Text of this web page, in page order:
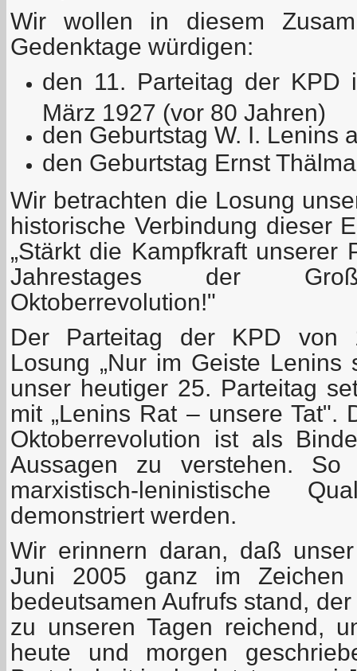
Wir wollen in diesem
Gedenktage würdigen:
den 11. Parteitag der
März 1927 (vor 80 Jahren)
den Geburtstag W. I. Lenins
den Geburtstag Ernst
Wir betrachten die Losung
historische Verbindung dieser
„Stärkt die Kampfkraft unserer
Jahrestages der
Oktoberrevolution!"
Der Parteitag der KPD von
Losung „Nur im Geiste
unser heutiger 25. Parteitag
mit „Lenins Rat – unsere Tat".
Oktoberrevolution ist als
Aussagen zu verstehen.
marxistisch-leninistische
demonstriert werden.
Wir erinnern daran, daß
Juni 2005 ganz im Zeichen
bedeutsamen Aufrufs stand,
zu unseren Tagen reichend,
heute und morgen